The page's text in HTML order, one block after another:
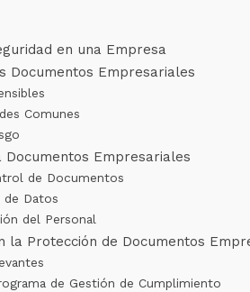
en una Empresa
Documentos Empresariales
Comunes
Documentos Empresariales
de Documentos
de Datos
del Personal
la Protección de Documentos
de Gestión de Cumplimiento